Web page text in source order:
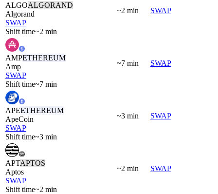
ALGOALGORAND
Algorand
SWAP
Shift time~2 min
~2 min SWAP
AMPETHEREUM
Amp
SWAP
Shift time~7 min
~7 min SWAP
APEETHEREUM
ApeCoin
SWAP
Shift time~3 min
~3 min SWAP
APTAPTOS
Aptos
SWAP
Shift time~2 min
~2 min SWAP